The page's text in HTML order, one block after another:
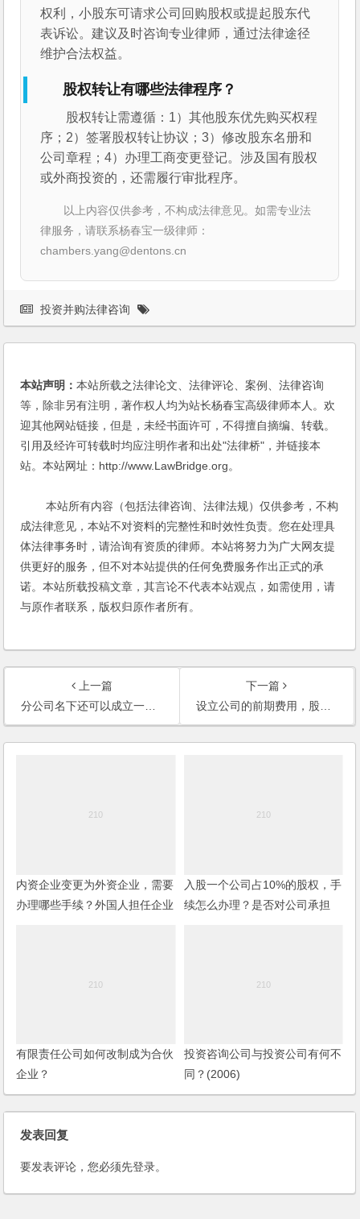
权利，小股东可请求公司回购股权或提起股东代
表诉讼。建议及时咨询专业律师，通过法律途径
维护合法权益。
股权转让有哪些法律程序？
股权转让需遵循：1）其他股东优先购买权程
序；2）签署股权转让协议；3）修改股东名册和
公司章程；4）办理工商变更登记。涉及国有股权
或外商投资的，还需履行审批程序。
以上内容仅供参考，不构成法律意见。如需专业法
律服务，请联系杨春宝一级律师：
chambers.yang@dentons.cn
投资并购法律咨询
本站声明：本站所载之法律论文、法律评论、案例、法律咨询
等，除非另有注明，著作权人均为站长杨春宝高级律师本人。欢
迎其他网站链接，但是，未经书面许可，不得擅自摘编、转载。
引用及经许可转载时均应注明作者和出处"法律桥"，并链接本
站。本站网址：http://www.LawBridge.org。
本站所有内容（包括法律咨询、法律法规）仅供参考，不构
成法律意见，本站不对资料的完整性和时效性负责。您在处理具
体法律事务时，请洽询有资质的律师。本站将努力为广大网友提
供更好的服务，但不对本站提供的任何免费服务作出正式的承
诺。本站所载投稿文章，其言论不代表本站观点，如需使用，请
与原作者联系，版权归原作者所有。
上一篇
分公司名下还可以成立一个个体户性质的营销部吗？
下一篇
设立公司的前期费用，股东之间是否按股份的比例承担？
内资企业变更为外资企业，需要
办理哪些手续？外国人担任企业
入股一个公司占10%的股权，手
续怎么办理？是否对公司承担
有限责任公司如何改制成为合伙
企业？
投资咨询公司与投资公司有何不
同？(2006)
发表回复
要发表评论，您必须先登录。